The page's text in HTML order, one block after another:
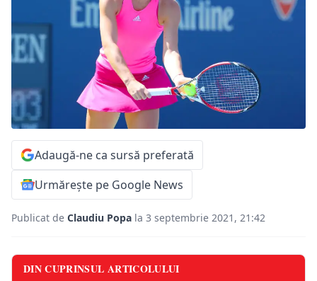
Adaugă-ne ca sursă preferată
Urmărește pe Google News
Publicat de Claudiu Popa la 3 septembrie 2021, 21:42
DIN CUPRINSUL ARTICOLULUI